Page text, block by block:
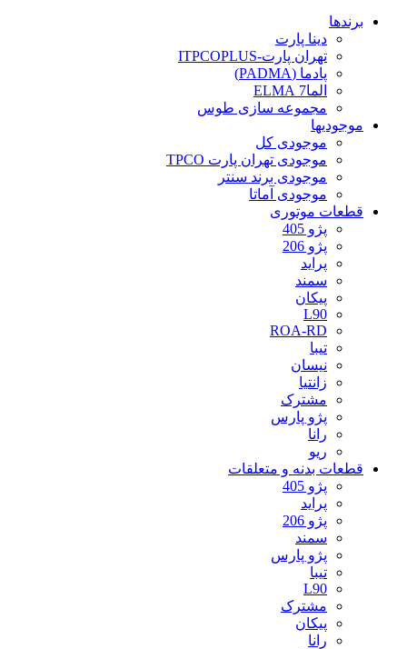
برندها
دینا پارت
تهران پارت-ITPCOPLUS
پادما (PADMA)
الما7 ELMA
مجموعه سازی طوس
موجودیها
موجودی کل
موجودی تهران پارت TPCO
موجودی برند سنتر
موجودی آماتا
قطعات موتوری
پژو 405
پژو 206
پراید
سمند
پیکان
L90
ROA-RD
تیبا
نیسان
زانتیا
مشترک
پژو پارس
رانا
ریو
قطعات بدنه و متعلقات
پژو 405
پراید
پژو 206
سمند
پژو پارس
تیبا
L90
مشترک
پیکان
رانا